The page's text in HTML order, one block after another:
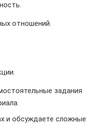
отношений.
задания
и обсуждаете сложные